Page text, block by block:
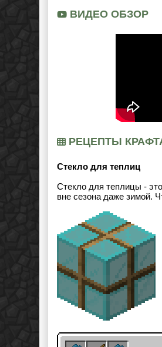
ВИДЕО ОБЗОР
РЕЦЕПТЫ
Стекло для теплиц
Стекло для теплицы -
вне сезона даже зимой.